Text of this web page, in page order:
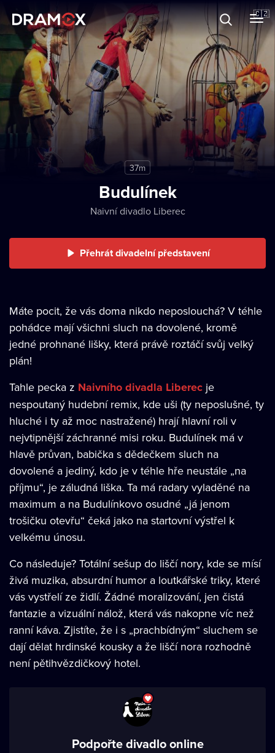
🇨🇿
Dárkové poukazy
Registrujte se
37m
Budulínek
Naivní divadlo Liberec
Přehrát divadelní představení
Máte pocit, že vás doma nikdo neposlouchá? V téhle
pohádce mají všichni sluch na dovolené, kromě
jedné prohnané lišky, která právě roztáčí svůj velký
plán!
Tahle pecka z Naivního divadla Liberec je
nespoutaný hudební remix, kde uši (ty neposlušné, ty
hluché i ty až moc nastražené) hrají hlavní roli v
nejvtipnější záchranné misi roku. Budulínek má v
hlavě průvan, babička s dědečkem sluch na
dovolené a jediný, kdo je v téhle hře neustále „na
příjmu“, je záludná liška. Ta má radary vyladěné na
maximum a na Budulínkovo osudné „já jenom
trošičku otevřu“ čeká jako na startovní výstřel k
velkému únosu.
Co následuje? Totální sešup do liščí nory, kde se mísí
živá muzika, absurdní humor a loutkářské triky, které
vás vystřelí ze židlí. Žádné moralizování, jen čistá
fantazie a vizuální nálož, která vás nakopne víc než
ranní káva. Zjistíte, že i s „prachbídným“ sluchem se
dají dělat hrdinské kousky a že liščí nora rozhodně
není pětihvězdičkový hotel.
Podpořte divadlo online